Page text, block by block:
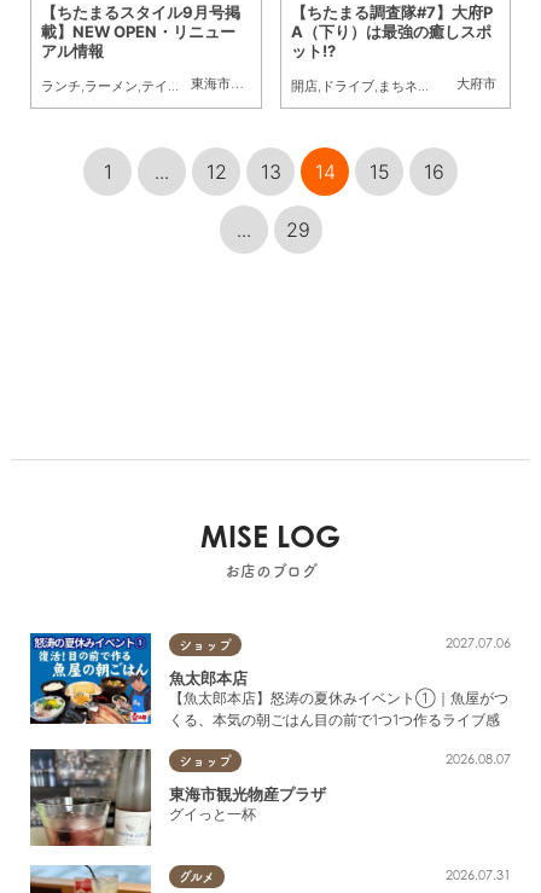
東海市
,大府市 東浦町
【ちたまるスタイル9月号掲
載】NEW OPEN・リニュー
アル情報
ランチ ラーメン テイクアウト ,開店 ビューティー,オープン ,まちとぴ 東浦町,大府市
大府市
【ちたまる調査隊#7】大府P
A（下り）は最強の癒しスポ
ット!?
開店, ドライブ, まちネタ ちたまる調査隊
1 ... 12 13 14 15 16
... 29
MISE LOG
お店のブログ
ショップ 2027.07.06
魚太郎本店
【魚太郎本店】怒涛の夏休みイベント①｜魚屋がつ
くる、本気の朝ごはん目の前で1つ1つ作るライブ感
ショップ 2026.08.07
東海市観光物産プラザ
グイっと一杯
グルメ 2026.07.31